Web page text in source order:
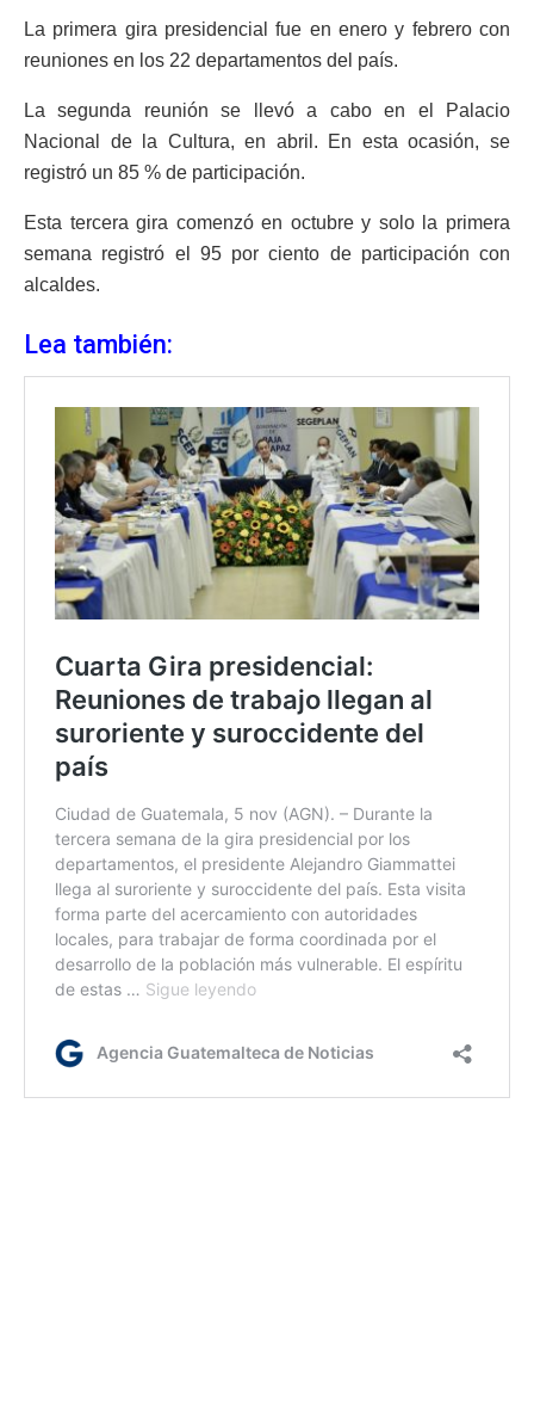
La primera gira presidencial fue en enero y febrero con
reuniones en los 22 departamentos del país.
La segunda reunión se llevó a cabo en el Palacio
Nacional de la Cultura, en abril. En esta ocasión, se
registró un 85 % de participación.
Esta tercera gira comenzó en octubre y solo la primera
semana registró el 95 por ciento de participación con
alcaldes.
Lea también: